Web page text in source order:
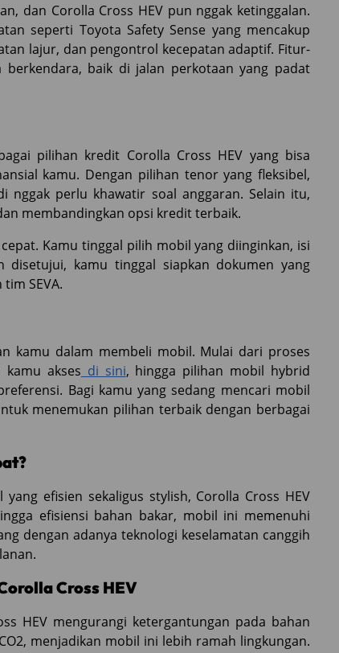
dan Corolla Cross HEV pun nggak ketinggalan.
seperti Toyota Safety Sense yang mencakup
lajur, dan pengontrol kecepatan adaptif. Fitur-
baik di jalan perkotaan yang padat
pilihan kredit Corolla Cross HEV yang bisa
kamu. Dengan pilihan tenor yang fleksibel,
nggak perlu khawatir soal anggaran. Selain itu,
membandingkan opsi kredit terbaik.
Kamu tinggal pilih mobil yang diinginkan, isi
kamu tinggal siapkan dokumen yang
SEVA.
kamu dalam membeli mobil. Mulai dari proses
akses di sini, hingga pilihan mobil hybrid
Bagi kamu yang sedang mencari mobil
menemukan pilihan terbaik dengan berbagai
efisien sekaligus stylish, Corolla Cross HEV
efisiensi bahan bakar, mobil ini memenuhi
dengan adanya teknologi keselamatan canggih
Cross HEV
HEV mengurangi ketergantungan pada bahan
menjadikan mobil ini lebih ramah lingkungan.